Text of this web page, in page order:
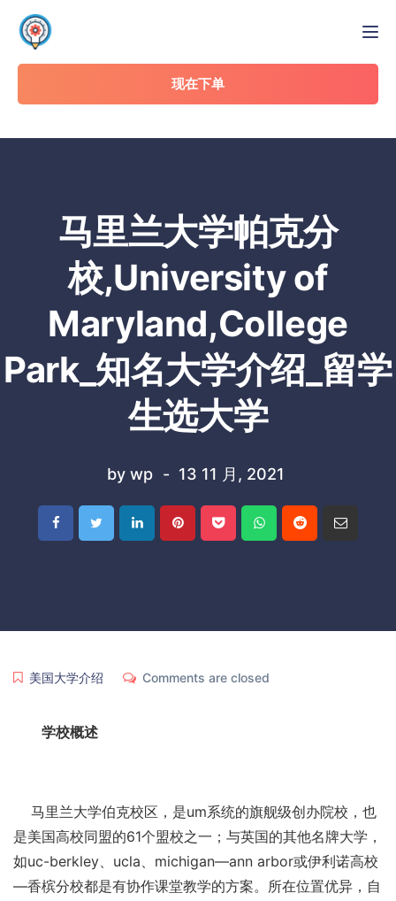
现在下单
马里兰大学帕克分
校,University of
Maryland,College
Park_知名大学介绍_留学
生选大学
by wp 13 11 月, 2021
美国大学介绍 Comments are closed
学校概述
马里兰大学伯克校区，是um系统的旗舰级创办院校，也
是美国高校同盟的61个盟校之一；与英国的其他名牌大学，
如uc-berkley、ucla、michigan—ann arbor或伊利诺高校
—香槟分校都是有协作课堂教学的方案。所在位置优异，自